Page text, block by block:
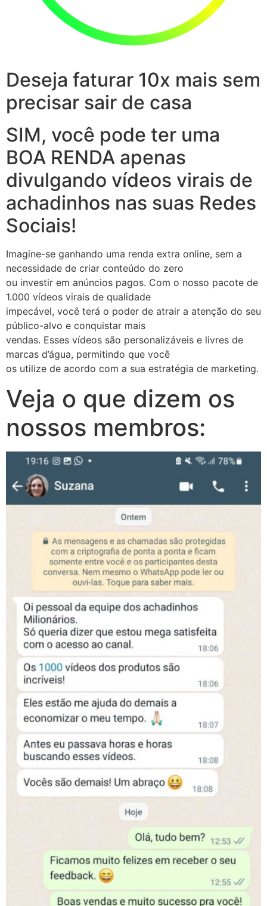
Deseja faturar 10x mais sem
precisar sair de casa
SIM, você pode ter uma
BOA RENDA apenas
divulgando vídeos virais de
achadinhos nas suas Redes
Sociais!
Imagine-se ganhando uma renda extra online, sem a
necessidade de criar conteúdo do zero
ou investir em anúncios pagos. Com o nosso pacote de
1.000 vídeos virais de qualidade
impecável, você terá o poder de atrair a atenção do seu
público-alvo e conquistar mais
vendas. Esses vídeos são personalizáveis e livres de
marcas d’água, permitindo que você
os utilize de acordo com a sua estratégia de marketing.
Veja o que dizem os
nossos membros: